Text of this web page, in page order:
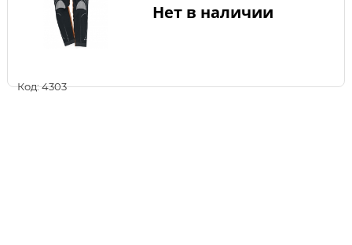
Код: 4303
Нет в наличии